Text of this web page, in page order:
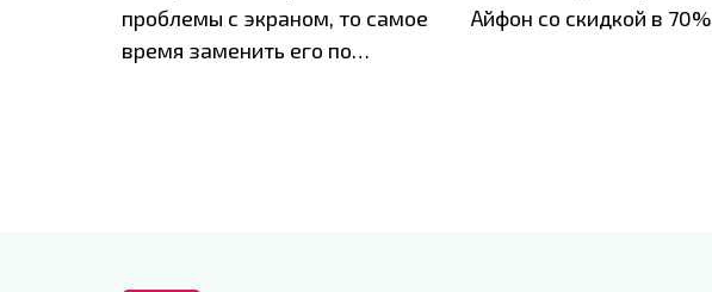
проблемы с экраном, то самое
время заменить его по
Айфон со скидкой в 70%